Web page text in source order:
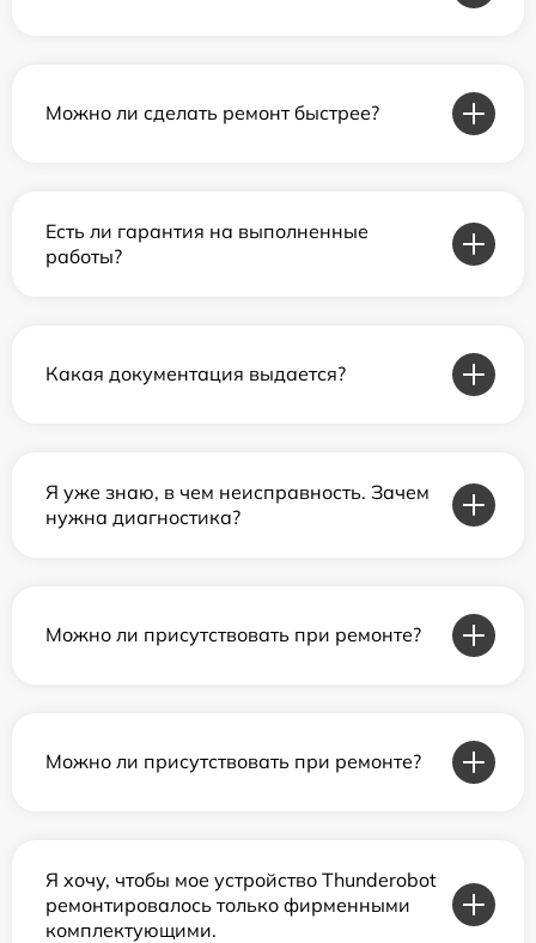
Можно ли сделать ремонт быстрее?
Есть ли гарантия на выполненные
работы?
Какая документация выдается?
Я уже знаю, в чем неисправность. Зачем
нужна диагностика?
Можно ли присутствовать при ремонте?
Можно ли присутствовать при ремонте?
Я хочу, чтобы мое устройство Thunderobot
ремонтировалось только фирменными
комплектующими.